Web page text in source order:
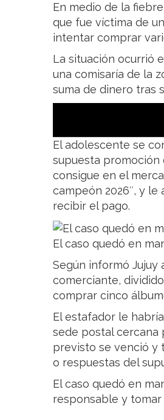
En medio de la
que fue víctima de
intentar comprar
La situación ocurrió
una comisaría de la
suma de dinero tras
El adolescente se
supuesta promoción
consigue en el
campeón 2026″, y
recibir el pago.
El caso quedó en
Según informó Jujuy
comerciante,
comprar cinco
El estafador le
sede postal cercana
previsto se venció y
o respuestas del
El caso quedó en
responsable y